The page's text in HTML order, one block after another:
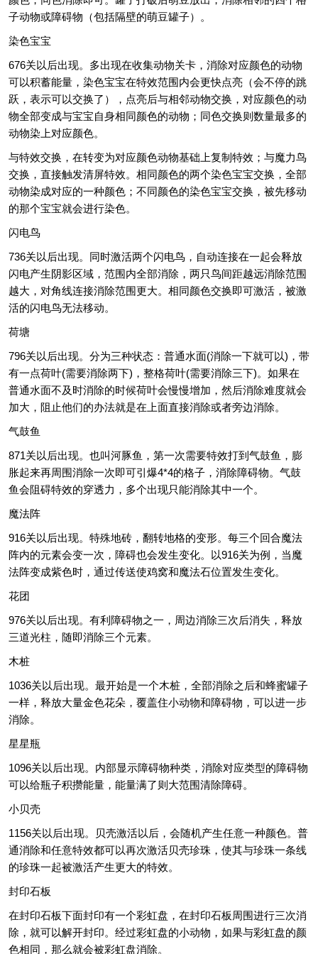
子动物或障碍物（包括隔壁的萌豆罐子）。
染色宝宝
676关以后出现。多出现在收集动物关卡，消除对应颜色的动物
可以积蓄能量，染色宝宝在特效范围内会更快点亮（会不停的跳
跃，表示可以交换了），点亮后与相邻动物交换，对应颜色的动
物全部变成与宝宝自身相同颜色的动物；同色交换则数量最多的
动物染上对应颜色。
与特效交换，在转变为对应颜色动物基础上复制特效；与魔力鸟
交换，直接触发清屏特效。相同颜色的两个染色宝宝交换，全部
动物染成对应的一种颜色；不同颜色的染色宝宝交换，被先移动
的那个宝宝就会进行染色。
闪电鸟
736关以后出现。同时激活两个闪电鸟，自动连接在一起会释放
闪电产生阴影区域，范围内全部消除，两只鸟间距越远消除范围
越大，对角线连接消除范围更大。相同颜色交换即可激活，被激
活的闪电鸟无法移动。
荷塘
796关以后出现。分为三种状态：普通水面(消除一下就可以)，带
有一点荷叶(需要消除两下)，整格荷叶(需要消除三下)。如果在
普通水面不及时消除的时候荷叶会慢慢增加，然后消除难度就会
加大，阻止他们的办法就是在上面直接消除或者旁边消除。
气鼓鱼
871关以后出现。也叫河豚鱼，第一次需要特效打到气鼓鱼，膨
胀起来再周围消除一次即可引爆4*4的格子，消除障碍物。气鼓
鱼会阻碍特效的穿透力，多个出现只能消除其中一个。
魔法阵
916关以后出现。特殊地砖，翻转地格的变形。每三个回合魔法
阵内的元素会变一次，障碍也会发生变化。以916关为例，当魔
法阵变成紫色时，通过传送使鸡窝和魔法石位置发生变化。
花团
976关以后出现。有利障碍物之一，周边消除三次后消失，释放
三道光柱，随即消除三个元素。
木桩
1036关以后出现。最开始是一个木桩，全部消除之后和蜂蜜罐子
一样，释放大量金色花朵，覆盖住小动物和障碍物，可以进一步
消除。
星星瓶
1096关以后出现。内部显示障碍物种类，消除对应类型的障碍物
可以给瓶子积攒能量，能量满了则大范围清除障碍。
小贝壳
1156关以后出现。贝壳激活以后，会随机产生任意一种颜色。普
通消除和任意特效都可以再次激活贝壳珍珠，使其与珍珠一条线
的珍珠一起被激活产生更大的特效。
封印石板
在封印石板下面封印有一个彩虹盘，在封印石板周围进行三次消
除，就可以解开封印。经过彩虹盘的小动物，如果与彩虹盘的颜
色相同，那么就会被彩虹盘消除。